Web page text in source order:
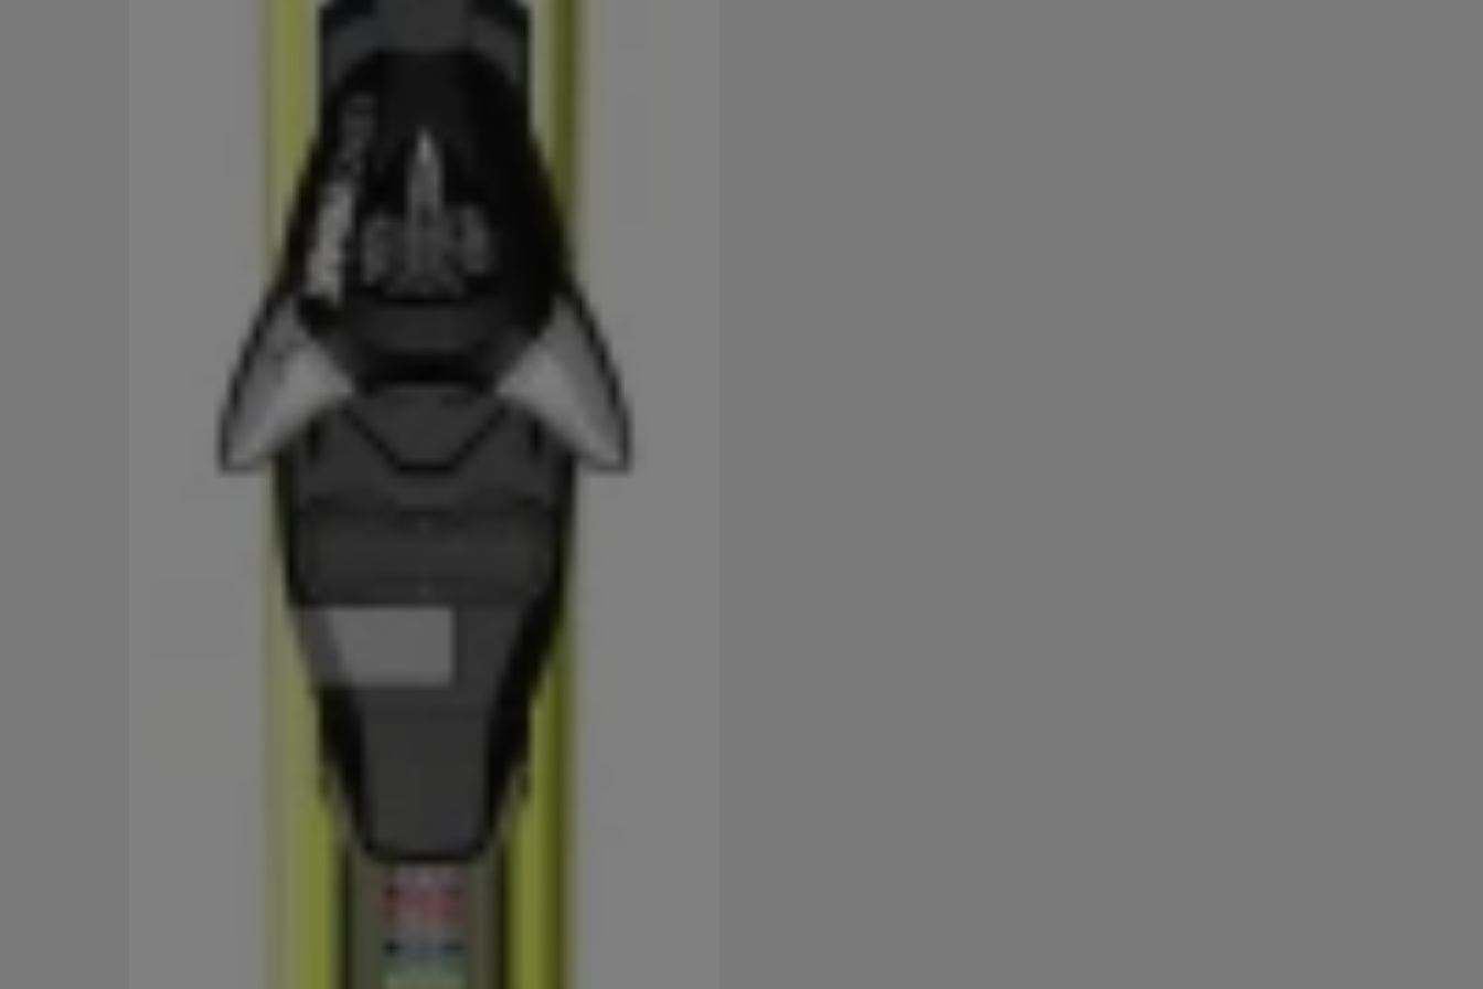
Marketingové cookies používáme my nebo naši partneři, abychom vám mohli zobrazit vhodné obsahy nebo reklamy
jak na našich stránkách, tak na stránkách třetích stran.